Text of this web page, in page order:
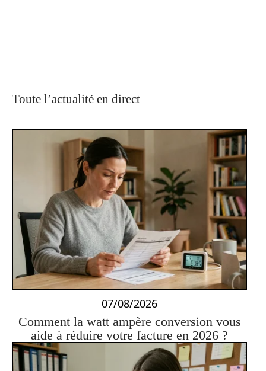
Toute l’actualité en direct
07/08/2026
Comment la watt ampère conversion vous
aide à réduire votre facture en 2026 ?